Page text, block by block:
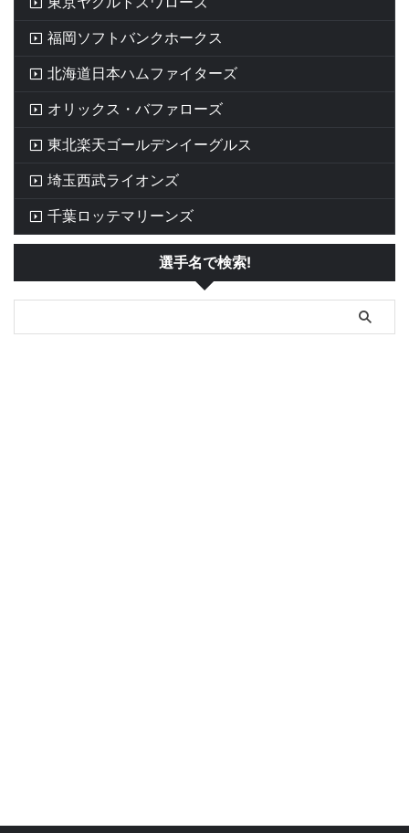
福岡ソフトバンクホークス
北海道日本ハムファイターズ
オリックス・バファローズ
東北楽天ゴールデンイーグルス
埼玉西武ライオンズ
千葉ロッテマリーンズ
選手名で検索!